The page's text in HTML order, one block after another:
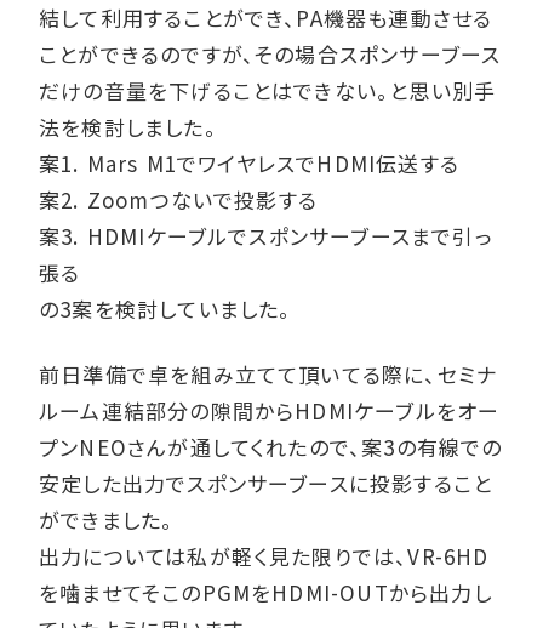
結して利用することができ、PA機器も連動させる
ことができるのですが、その場合スポンサーブース
だけの音量を下げることはできない。と思い別手
法を検討しました。
案1. Mars M1でワイヤレスでHDMI伝送する
案2. Zoomつないで投影する
案3. HDMIケーブルでスポンサーブースまで引っ
張る
の3案を検討していました。
前日準備で卓を組み立てて頂いてる際に、セミナ
ルーム連結部分の隙間からHDMIケーブルをオー
プンNEOさんが通してくれたので、案3の有線での
安定した出力でスポンサーブースに投影すること
ができました。
出力については私が軽く見た限りでは、VR-6HD
を噛ませてそこのPGMをHDMI-OUTから出力し